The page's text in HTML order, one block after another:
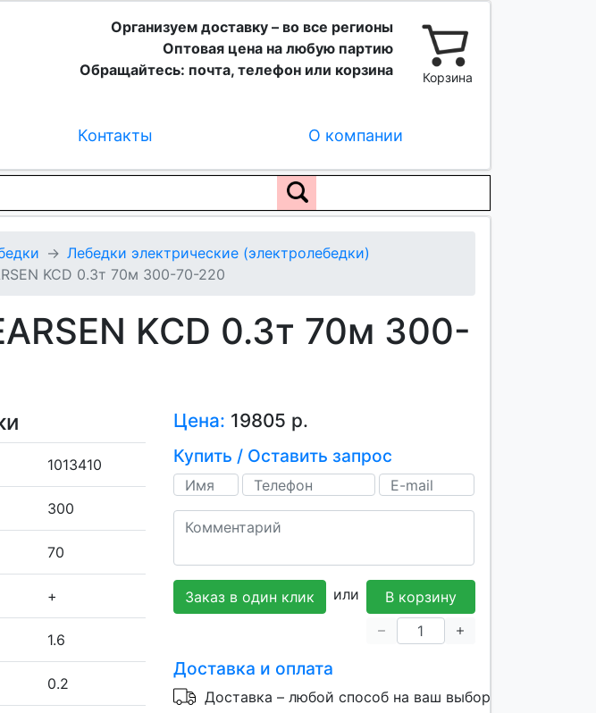
Организуем доставку – во все регионы
Оптовая цена на любую партию
Обращайтесь: почта, телефон или корзина
Корзина
Контакты О компании
Лебедки электрические (электролебедки)
KCD 0.3т 70м 300-70-220
KCD 0.3т 70м 300-
1013410
300
70
+
1.6
0.2
Цена: 19805 р.
Купить / Оставить запрос
Заказ в один клик или В корзину
Доставка и оплата
Доставка – любой способ на ваш выбор